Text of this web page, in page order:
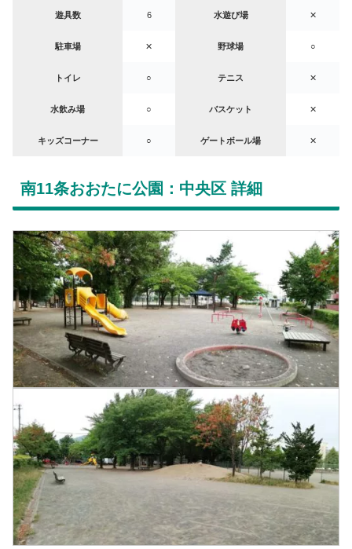
遊具数 6 水遊び場 ✕
駐車場 ✕ 野球場 ○
トイレ ○ テニス ✕
水飲み場 ○ バスケット ✕
キッズコーナー ○ ゲートボール場 ✕
南11条おおたに公園：中央区 詳細